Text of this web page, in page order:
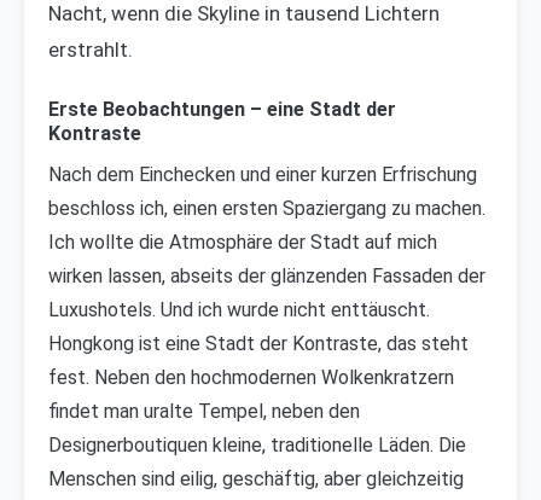
Nacht, wenn die Skyline in tausend Lichtern
erstrahlt.
Erste Beobachtungen – eine Stadt der
Kontraste
Nach dem Einchecken und einer kurzen Erfrischung
beschloss ich, einen ersten Spaziergang zu machen.
Ich wollte die Atmosphäre der Stadt auf mich
wirken lassen, abseits der glänzenden Fassaden der
Luxushotels. Und ich wurde nicht enttäuscht.
Hongkong ist eine Stadt der Kontraste, das steht
fest. Neben den hochmodernen Wolkenkratzern
findet man uralte Tempel, neben den
Designerboutiquen kleine, traditionelle Läden. Die
Menschen sind eilig, geschäftig, aber gleichzeitig